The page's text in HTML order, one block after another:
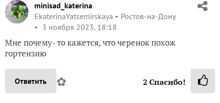
minisad_katerina
EkaterinaYatsemirskaya
Ростов-на-Дону
3 ноября 2023, 18:18
Мне почему- то кажется, что черенок похож
гортензию
Ответить ✿ 2 Спасибо!